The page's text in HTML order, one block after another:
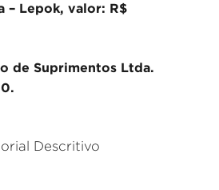
– Lepok, valor: R$
de Suprimentos Ltda.
Descritivo